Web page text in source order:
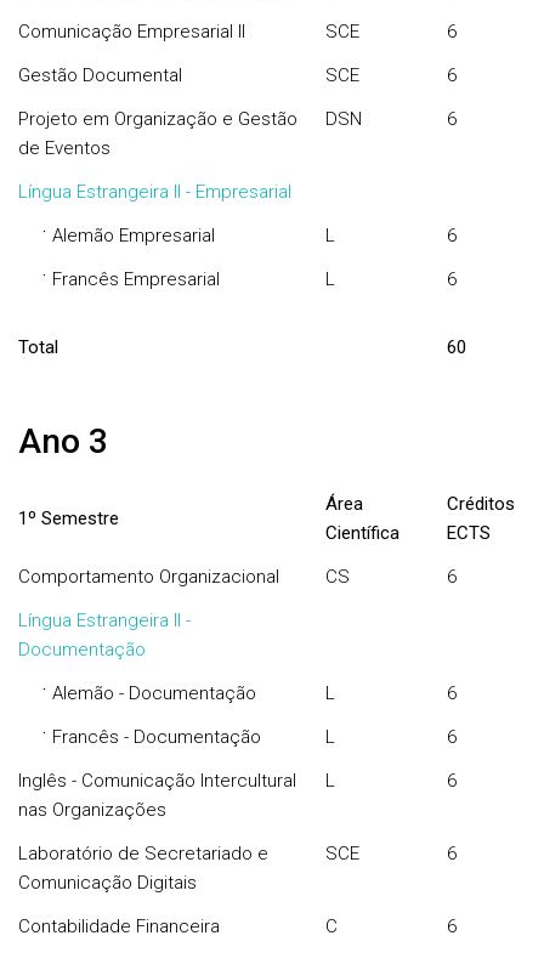
Comunicação Empresarial II
SCE
6
Gestão Documental
SCE
6
Projeto em Organização e Gestão
de Eventos
DSN 6
Língua Estrangeira II - Empresarial
· Alemão Empresarial L 6
· Francês Empresarial L 6
Total 60
Ano 3
1º Semestre
Área
Científica
Créditos
ECTS
Comportamento Organizacional
CS
6
Língua Estrangeira II -
Documentação
· Alemão - Documentação L 6
· Francês - Documentação L
6
Inglês - Comunicação Intercultural
nas Organizações
L 6
Laboratório de Secretariado e
Comunicação Digitais
SCE 6
Contabilidade Financeira C 6